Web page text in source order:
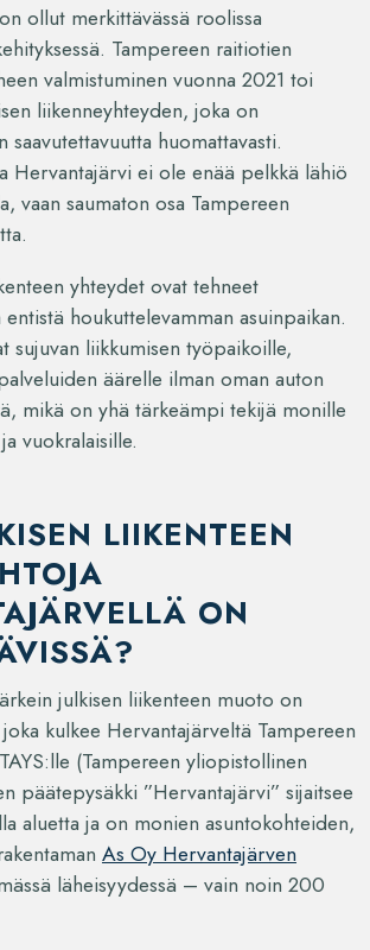
ollut merkittävässä roolissa
Tampereen raitiotien
valmistuminen vuonna 2021 toi
liikenneyhteyden, joka on
saavutettavuutta huomattavasti.
Hervantajärvi ei ole enää pelkkä lähiö
vaan saumaton osa Tampereen
yhteydet ovat tehneet
houkuttelevamman asuinpaikan.
sujuvan liikkumisen työpaikoille,
äärelle ilman oman auton
mikä on yhä tärkeämpi tekijä monille
vuokralaisille.
LIIKENTEEN
ON
julkisen liikenteen muoto on
kulkee Hervantajärveltä Tampereen
(Tampereen yliopistollinen
päätepysäkki ”Hervantajärvi” sijaitsee
aluetta ja on monien asuntokohteiden,
As Oy Hervantajärven
läheisyydessä – vain noin 200